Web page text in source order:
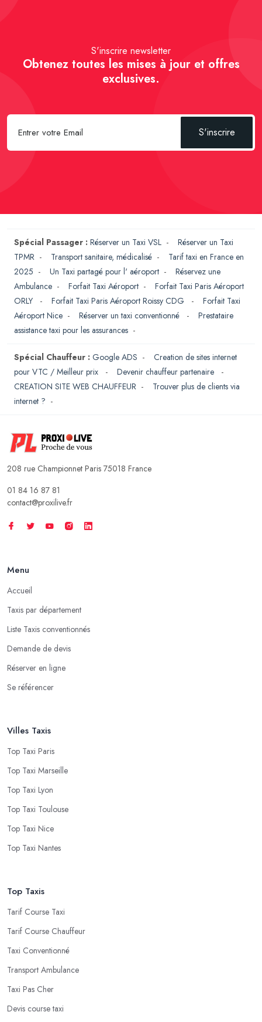
S'inscrire newsletter
Obtenez toutes les mises à jour et offres
exclusives.
S'inscrire
Spécial Passager : Réserver un Taxi VSL - Réserver un Taxi
TPMR - Transport sanitaire, médicalisé - Tarif taxi en France en
2025 - Un Taxi partagé pour l' aéroport - Réservez une
Ambulance - Forfait Taxi Aéroport - Forfait Taxi Paris Aéroport
ORLY
- Forfait Taxi Paris Aéroport Roissy CDG - Forfait Taxi
Aéroport Nice - Réserver un taxi conventionné - Prestataire
assistance taxi pour les assurances -
Spécial Chauffeur : Google ADS - Creation de sites internet
pour VTC / Meilleur prix
- Devenir chauffeur partenaire
-
CREATION SITE WEB CHAUFFEUR - Trouver plus de clients via
internet ? -
208 rue Championnet Paris 75018 France
01 84 16 87 81
contact@proxilive.fr
Menu
Accueil
Taxis par département
Liste Taxis conventionnés
Demande de devis
Réserver en ligne
Se référencer
Villes Taxis
Top Taxi Paris
Top Taxi Marseille
Top Taxi Lyon
Top Taxi Toulouse
Top Taxi Nice
Top Taxi Nantes
Top Taxis
Tarif Course Taxi
Tarif Course Chauffeur
Taxi Conventionné
Transport Ambulance
Taxi Pas Cher
Devis course taxi